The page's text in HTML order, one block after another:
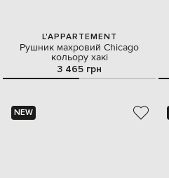
L'APPARTEMENT
Рушник махровий Chicago
кольору хакі
3 465 грн
NEW